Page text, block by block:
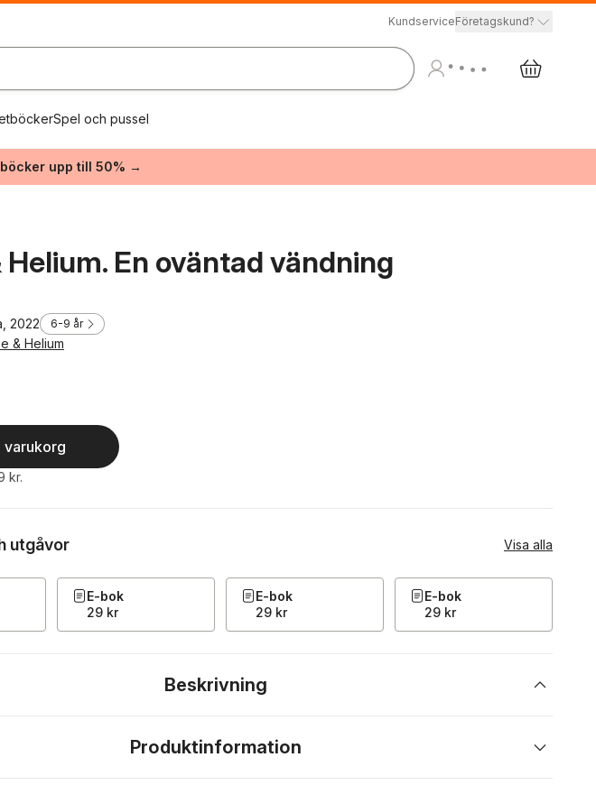
KundserviceFöretagskund?
Spel och pussel
upp till 50% →
Helium. En oväntad vändning
2022
6-9 år
& Helium
antal röster:
varukorg
kr.
utgåvor Visa alla
E-bok
29 kr
E-bok
29 kr
E-bok
29 kr
Beskrivning
Produktinformation